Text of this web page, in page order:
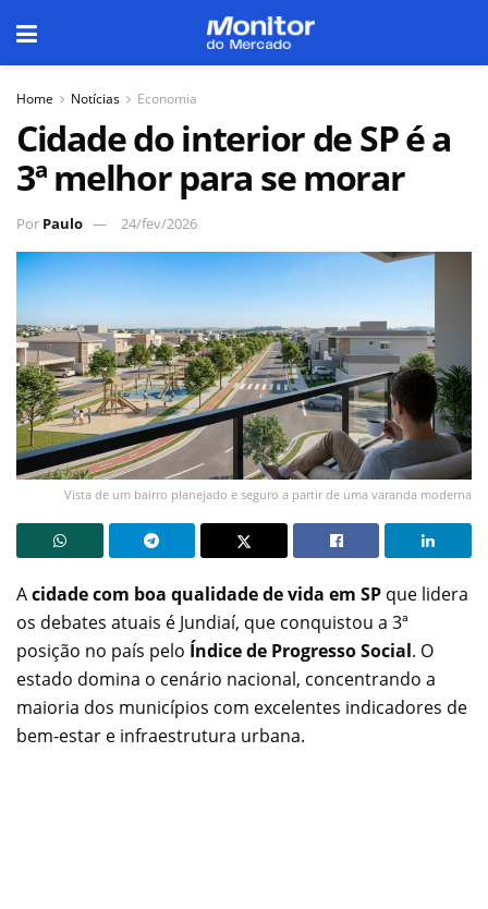
Home Notícias Economia
Cidade do interior de SP é a
3ª melhor para se morar
Por Paulo 24/fev/2026
Vista de um bairro planejado e seguro a partir de uma varanda moderna
Acidade com boa qualidade de vida em SP que lidera
os debates atuais é Jundiaí, que conquistou a 3ª
posição no país pelo Índice de Progresso Social. O
estado domina o cenário nacional, concentrando a
maioria dos municípios com excelentes indicadores de
bem-estar e infraestrutura urbana.